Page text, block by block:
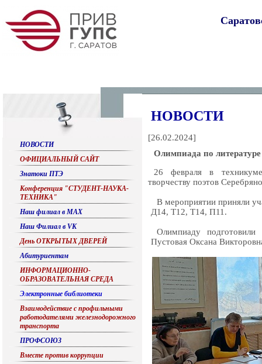
НОВОСТИ
ОФИЦИАЛЬНЫЙ САЙТ
Знатоки ПТЭ
Конференция "СТУДЕНТ-НАУКА-
ТЕХНИКА"
Наш филиал в МАХ
Наш Филиал в VK
День ОТКРЫТЫХ ДВЕРЕЙ
Абитуриентам
ИНФОРМАЦИОННО-
ОБРАЗОВАТЕЛЬНАЯ СРЕДА
Электронные библиотеки
Взаимодействие с профильными
работодателями железнодорожного
транспорта
ПРОФСОЮЗ
Вместе против коррупции
НОВОСТИ
[26.02.2024]
Олимпиада по литературе
26 февраля в
творчеству поэтов
В мероприятии приняли
Д14, Т12, Т14, П11.
Олимпиаду
Пустовая Оксана